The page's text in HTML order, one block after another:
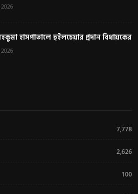
হাসপাতালে হুইলচেয়ার প্রদান বিধায়কের
7,778
2,626
100